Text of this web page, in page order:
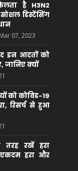
है H3N2
डिस्टेंसिंग
Mar 07, 2023
इन आदतों को
जानिए क्यों
को कोविड-19
रिसर्च से हुआ
तरह रखें हरा
एकदम हरा और